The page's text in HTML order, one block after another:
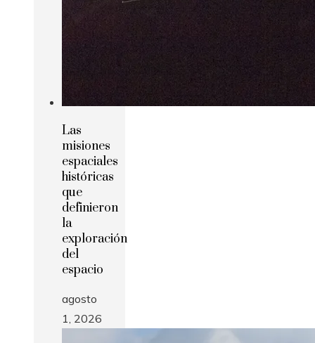
Las
misiones
espaciales
históricas
que
definieron
la
exploración
del
espacio
agosto
1, 2026